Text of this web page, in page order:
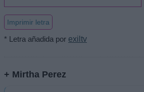
Imprimir letra
* Letra añadida por exiltv
+ Mirtha Perez